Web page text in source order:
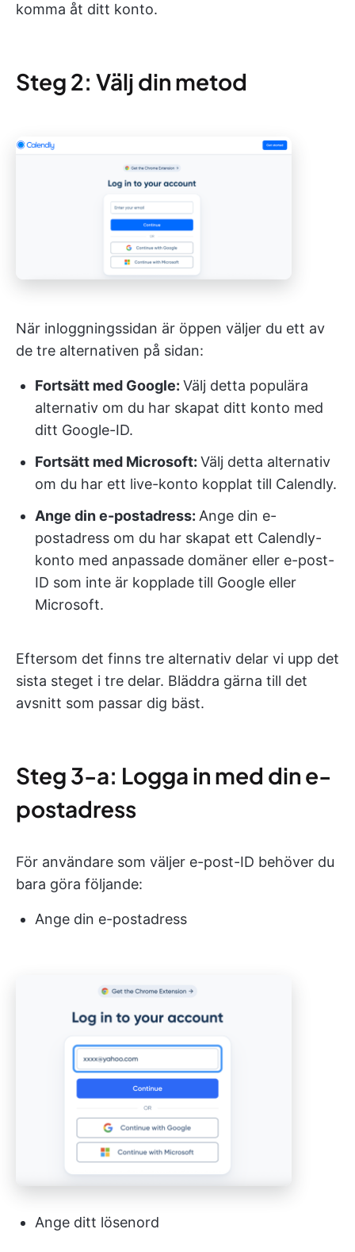
komma åt ditt konto.
Steg 2: Välj din metod
När inloggningssidan är öppen väljer du ett av
de tre alternativen på sidan:
Fortsätt med Google: Välj detta populära
alternativ om du har skapat ditt konto med
ditt Google-ID.
Fortsätt med Microsoft: Välj detta alternativ
om du har ett live-konto kopplat till Calendly.
Ange din e-postadress: Ange din e-
postadress om du har skapat ett Calendly-
konto med anpassade domäner eller e-post-
ID som inte är kopplade till Google eller
Microsoft.
Eftersom det finns tre alternativ delar vi upp det
sista steget i tre delar. Bläddra gärna till det
avsnitt som passar dig bäst.
Steg 3-a: Logga in med din e-
postadress
För användare som väljer e-post-ID behöver du
bara göra följande:
Ange din e-postadress
Ange ditt lösenord